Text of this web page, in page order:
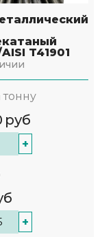
T41901
тонну
руб
+
+